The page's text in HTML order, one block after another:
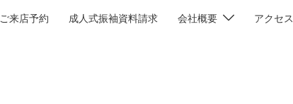
ご来店予約 成人式振袖資料請求 会社概要 アクセス